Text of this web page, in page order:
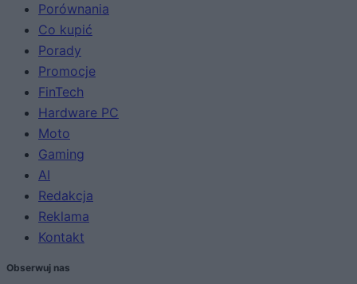
Porównania
Co kupić
Porady
Promocje
FinTech
Hardware PC
Moto
Gaming
AI
Redakcja
Reklama
Kontakt
Obserwuj nas